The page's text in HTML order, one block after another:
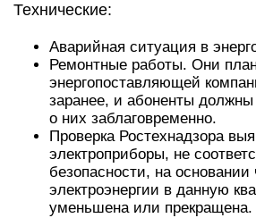
Технические:
Аварийная ситуация в
Ремонтные работы. Они
энергопоставляющей
заранее, и абоненты
о них заблаговременно.
Проверка Ростехнадзора
электроприборы, не
безопасности, на основании
электроэнергии в данную
уменьшена или прекращена.